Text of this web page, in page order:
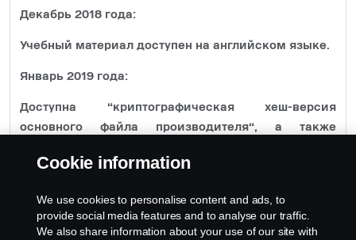
Декабрь 2018 года:
Учебный материал доступен на английском языке.
Январь 2019 года:
Доступна “криптографическая хеш-версия
основного файла производителя“, а также
Доступны копии сертификатов соответствия (CoC)
Cookie information
We use cookies to personalise content and ads, to
provide social media features and to analyse our traffic.
We also share information about your use of our site with